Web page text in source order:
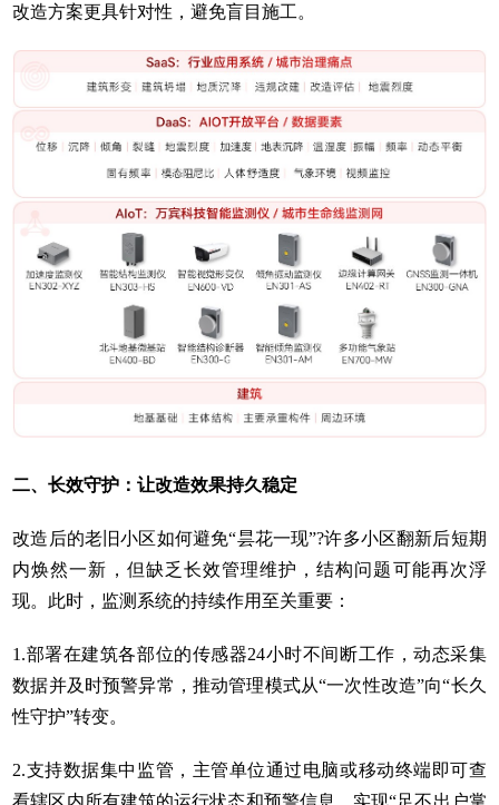
改造方案更具针对性，避免盲目施工。
二、长效守护：让改造效果持久稳定
改造后的老旧小区如何避免“昙花一现”?许多小区翻新后短期
内焕然一新，但缺乏长效管理维护，结构问题可能再次浮
现。此时，监测系统的持续作用至关重要：
1.部署在建筑各部位的传感器24小时不间断工作，动态采集
数据并及时预警异常，推动管理模式从“一次性改造”向“长久
性守护”转变。
2.支持数据集中监管，主管单位通过电脑或移动终端即可查